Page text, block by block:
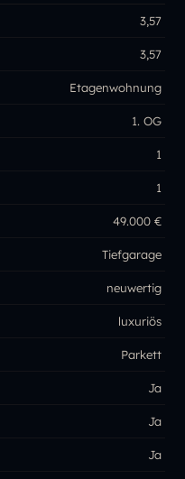
3,57
3,57
Etagenwohnung
1. OG
1
1
49.000 €
Tiefgarage
neuwertig
luxuriös
Parkett
Ja
Ja
Ja